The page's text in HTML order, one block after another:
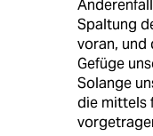
Spaltung
voran, und
Gefüge
Solange
die mittels